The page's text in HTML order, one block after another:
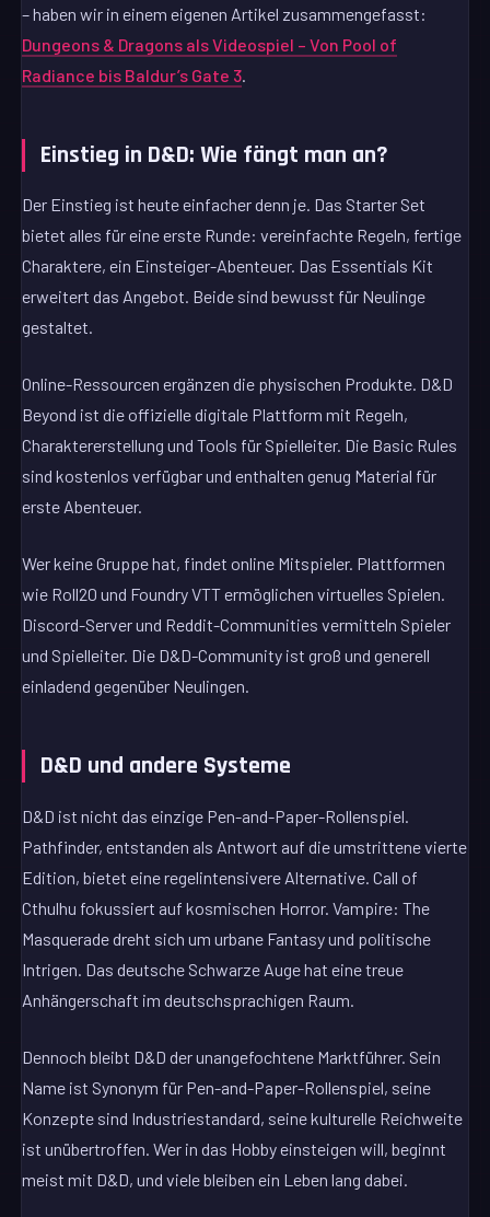
– haben wir in einem eigenen Artikel zusammengefasst:
Dungeons & Dragons als Videospiel – Von Pool of
Radiance bis Baldur’s Gate 3.
Einstieg in D&D: Wie fängt man an?
Der Einstieg ist heute einfacher denn je. Das Starter Set
bietet alles für eine erste Runde: vereinfachte Regeln, fertige
Charaktere, ein Einsteiger-Abenteuer. Das Essentials Kit
erweitert das Angebot. Beide sind bewusst für Neulinge
gestaltet.
Online-Ressourcen ergänzen die physischen Produkte. D&D
Beyond ist die offizielle digitale Plattform mit Regeln,
Charaktererstellung und Tools für Spielleiter. Die Basic Rules
sind kostenlos verfügbar und enthalten genug Material für
erste Abenteuer.
Wer keine Gruppe hat, findet online Mitspieler. Plattformen
wie Roll20 und Foundry VTT ermöglichen virtuelles Spielen.
Discord-Server und Reddit-Communities vermitteln Spieler
und Spielleiter. Die D&D-Community ist groß und generell
einladend gegenüber Neulingen.
D&D und andere Systeme
D&D ist nicht das einzige Pen-and-Paper-Rollenspiel.
Pathfinder, entstanden als Antwort auf die umstrittene vierte
Edition, bietet eine regelintensivere Alternative. Call of
Cthulhu fokussiert auf kosmischen Horror. Vampire: The
Masquerade dreht sich um urbane Fantasy und politische
Intrigen. Das deutsche Schwarze Auge hat eine treue
Anhängerschaft im deutschsprachigen Raum.
Dennoch bleibt D&D der unangefochtene Marktführer. Sein
Name ist Synonym für Pen-and-Paper-Rollenspiel, seine
Konzepte sind Industriestandard, seine kulturelle Reichweite
ist unübertroffen. Wer in das Hobby einsteigen will, beginnt
meist mit D&D, und viele bleiben ein Leben lang dabei.